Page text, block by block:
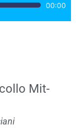
00:00
Mit-